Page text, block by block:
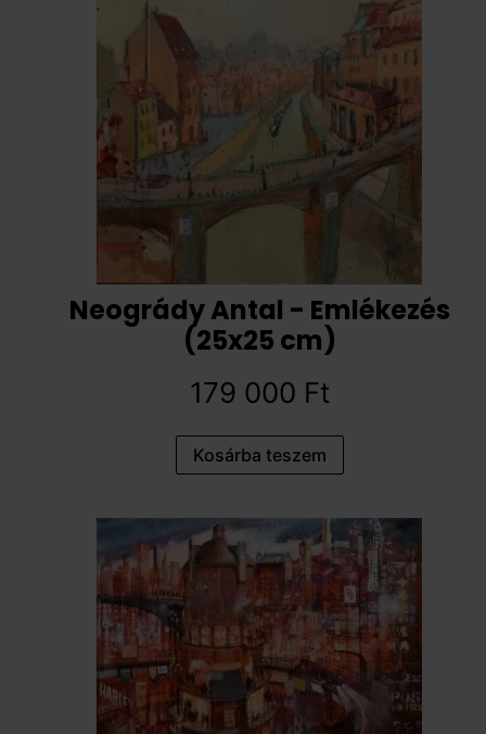
Neogrády Antal - Emlékezés
(25x25 cm)
179 000 Ft
Kosárba teszem